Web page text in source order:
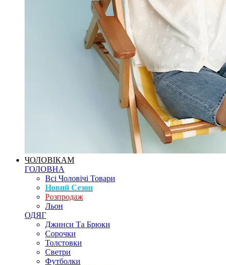
ЧОЛОВІКАМ
ГОЛОВНА
Всі Чоловічі Товари
Новий Сезон
Розпродаж
Льон
ОДЯГ
Джинси Та Брюки
Сорочки
Толстовки
Светри
Футболки